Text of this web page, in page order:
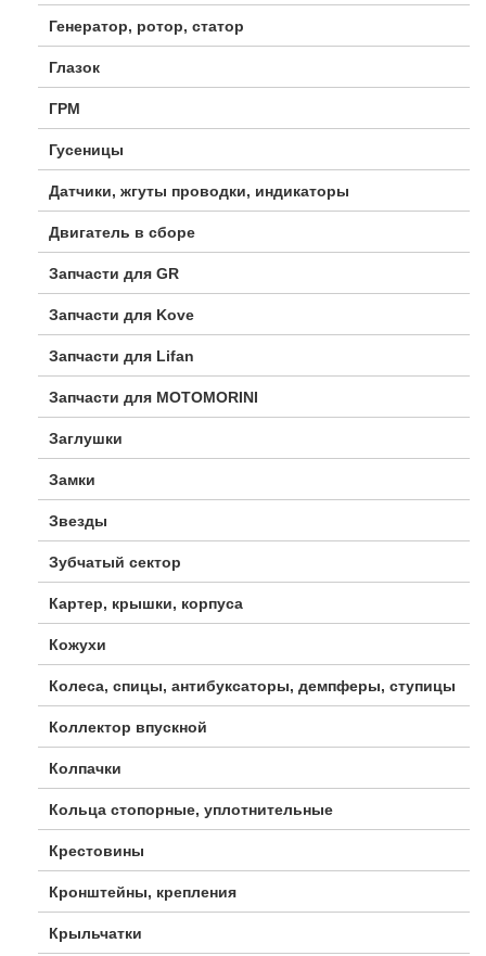
Генератор, ротор, статор
Глазок
ГРМ
Гусеницы
Датчики, жгуты проводки, индикаторы
Двигатель в сборе
Запчасти для GR
Запчасти для Kove
Запчасти для Lifan
Запчасти для MOTOMORINI
Заглушки
Замки
Звезды
Зубчатый сектор
Картер, крышки, корпуса
Кожухи
Колеса, спицы, антибуксаторы, демпферы, ступицы
Коллектор впускной
Колпачки
Кольца стопорные, уплотнительные
Крестовины
Кронштейны, крепления
Крыльчатки